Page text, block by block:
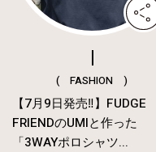
( FASHION )
【7月9日発売‼︎】FUDGE
FRIENDのUMIと作った
「3WAYポロシャツ...